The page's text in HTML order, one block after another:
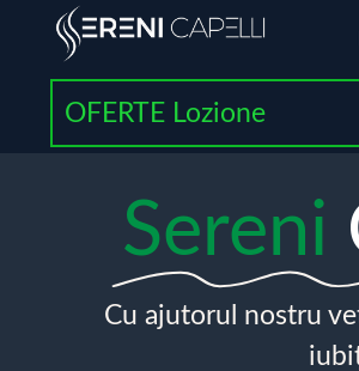
OFERTE Lozione
Sereni
Cu ajutorul nostru